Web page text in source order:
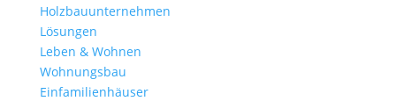
Holzbauunternehmen
Lösungen
Leben & Wohnen
Wohnungs­bau
Einfamilien­häuser